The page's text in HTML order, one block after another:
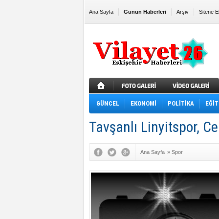
Ana Sayfa Günün Haberleri Arşiv Sitene
GÜNCEL EKONOMİ POLİTİKA
Tavşanlı Linyitspor,
Ana Sayfa » Spor